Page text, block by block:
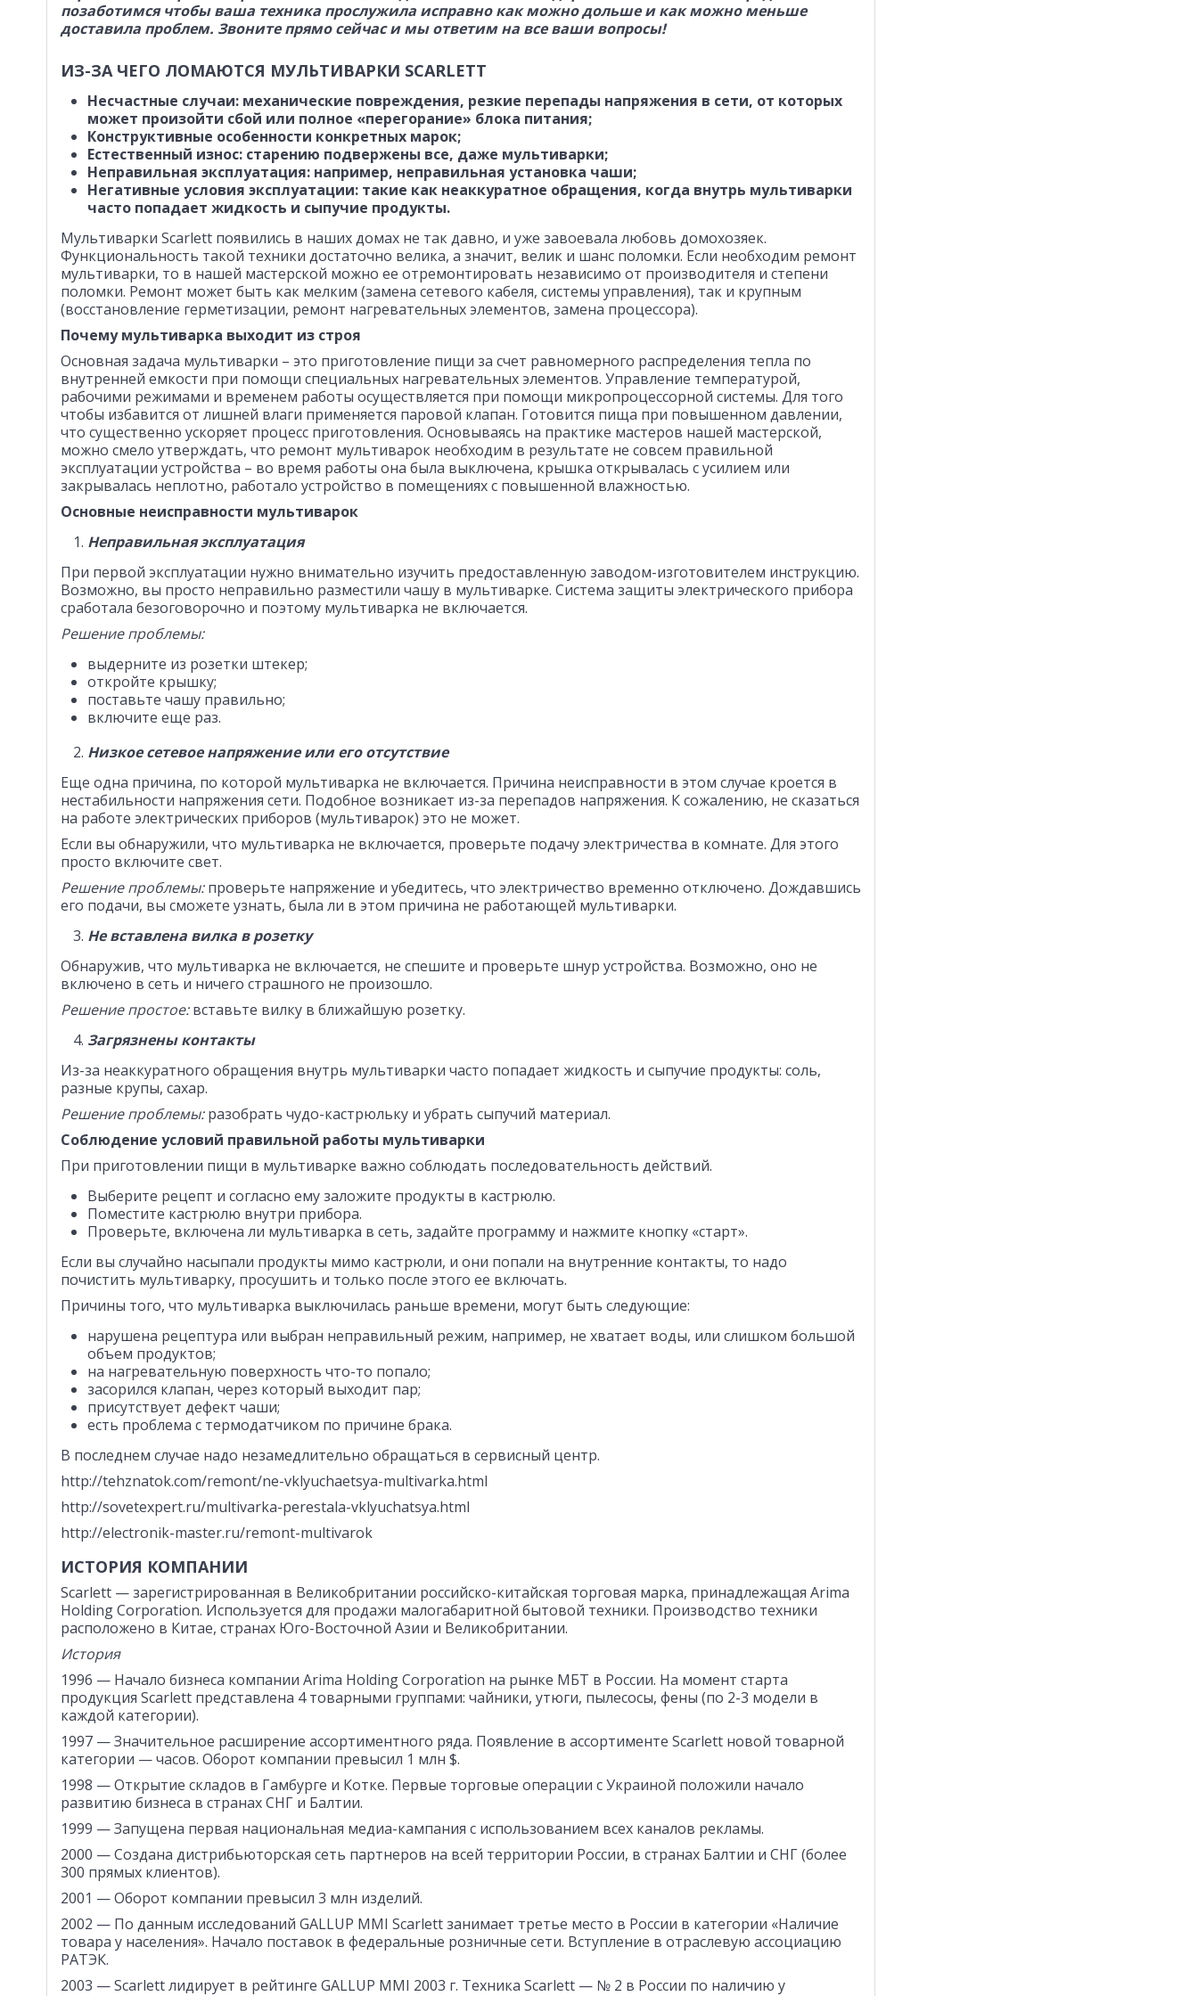
позаботимся чтобы ваша техника прослужила исправно как можно дольше и как можно меньше
доставила проблем. Звоните прямо сейчас и мы ответим на все ваши вопросы!
ИЗ-ЗА ЧЕГО ЛОМАЮТСЯ МУЛЬТИВАРКИ SCARLETT
Несчастные случаи: механические повреждения, резкие перепады напряжения в сети, от которых
может произойти сбой или полное «перегорание» блока питания;
Конструктивные особенности конкретных марок;
Естественный износ: старению подвержены все, даже мультиварки;
Неправильная эксплуатация: например, неправильная установка чаши;
Негативные условия эксплуатации: такие как неаккуратное обращения, когда внутрь мультиварки
часто попадает жидкость и сыпучие продукты.
Мультиварки Scarlett появились в наших домах не так давно, и уже завоевала любовь домохозяек.
Функциональность такой техники достаточно велика, а значит, велик и шанс поломки. Если необходим ремонт
мультиварки, то в нашей мастерской можно ее отремонтировать независимо от производителя и степени
поломки. Ремонт может быть как мелким (замена сетевого кабеля, системы управления), так и крупным
(восстановление герметизации, ремонт нагревательных элементов, замена процессора).
Почему мультиварка выходит из строя
Основная задача мультиварки – это приготовление пищи за счет равномерного распределения тепла по
внутренней емкости при помощи специальных нагревательных элементов. Управление температурой,
рабочими режимами и временем работы осуществляется при помощи микропроцессорной системы. Для того
чтобы избавится от лишней влаги применяется паровой клапан. Готовится пища при повышенном давлении,
что существенно ускоряет процесс приготовления. Основываясь на практике мастеров нашей мастерской,
можно смело утверждать, что ремонт мультиварок необходим в результате не совсем правильной
эксплуатации устройства – во время работы она была выключена, крышка открывалась с усилием или
закрывалась неплотно, работало устройство в помещениях с повышенной влажностью.
Основные неисправности мультиварок
Неправильная эксплуатация
При первой эксплуатации нужно внимательно изучить предоставленную заводом-изготовителем инструкцию.
Возможно, вы просто неправильно разместили чашу в мультиварке. Система защиты электрического прибора
сработала безоговорочно и поэтому мультиварка не включается.
Решение проблемы:
выдерните из розетки штекер;
откройте крышку;
поставьте чашу правильно;
включите еще раз.
Низкое сетевое напряжение или его отсутствие
Еще одна причина, по которой мультиварка не включается. Причина неисправности в этом случае кроется в
нестабильности напряжения сети. Подобное возникает из-за перепадов напряжения. К сожалению, не сказаться
на работе электрических приборов (мультиварок) это не может.
Если вы обнаружили, что мультиварка не включается, проверьте подачу электричества в комнате. Для этого
просто включите свет.
Решение проблемы:проверьте напряжение и убедитесь, что электричество временно отключено. Дождавшись
его подачи, вы сможете узнать, была ли в этом причина не работающей мультиварки.
Не вставлена вилка в розетку
Обнаружив, что мультиварка не включается, не спешите и проверьте шнур устройства. Возможно, оно не
включено в сеть и ничего страшного не произошло.
Решение простое:вставьте вилку в ближайшую розетку.
Загрязнены контакты
Из-за неаккуратного обращения внутрь мультиварки часто попадает жидкость и сыпучие продукты: соль,
разные крупы, сахар.
Решение проблемы:разобрать чудо-кастрюльку и убрать сыпучий материал.
Соблюдение условий правильной работы мультиварки
При приготовлении пищи в мультиварке важно соблюдать последовательность действий.
Выберите рецепт и согласно ему заложите продукты в кастрюлю.
Поместите кастрюлю внутри прибора.
Проверьте, включена ли мультиварка в сеть, задайте программу и нажмите кнопку «старт».
Если вы случайно насыпали продукты мимо кастрюли, и они попали на внутренние контакты, то надо
почистить мультиварку, просушить и только после этого ее включать.
Причины того, что мультиварка выключилась раньше времени, могут быть следующие:
нарушена рецептура или выбран неправильный режим, например, не хватает воды, или слишком большой
объем продуктов;
на нагревательную поверхность что-то попало;
засорился клапан, через который выходит пар;
присутствует дефект чаши;
есть проблема с термодатчиком по причине брака.
В последнем случае надо незамедлительно обращаться в сервисный центр.
http://tehznatok.com/remont/ne-vklyuchaetsya-multivarka.html
http://sovetexpert.ru/multivarka-perestala-vklyuchatsya.html
http://electronik-master.ru/remont-multivarok
ИСТОРИЯ КОМПАНИИ
Scarlett — зарегистрированная в Великобритании российско-китайская торговая марка, принадлежащая Arima
Holding Corporation. Используется для продажи малогабаритной бытовой техники. Производство техники
расположено в Китае, странах Юго-Восточной Азии и Великобритании.
История
1996 — Начало бизнеса компании Arima Holding Corporation на рынке МБТ в России. На момент старта
продукция Scarlett представлена 4 товарными группами: чайники, утюги, пылесосы, фены (по 2-3 модели в
каждой категории).
1997 — Значительное расширение ассортиментного ряда. Появление в ассортименте Scarlett новой товарной
категории — часов. Оборот компании превысил 1 млн $.
1998 — Открытие складов в Гамбурге и Котке. Первые торговые операции с Украиной положили начало
развитию бизнеса в странах СНГ и Балтии.
1999 — Запущена первая национальная медиа-кампания с использованием всех каналов рекламы.
2000 — Создана дистрибьюторская сеть партнеров на всей территории России, в странах Балтии и СНГ (более
300 прямых клиентов).
2001 — Оборот компании превысил 3 млн изделий.
2002 — По данным исследований GALLUP MMI Scarlett занимает третье место в России в категории «Наличие
товара у населения». Начало поставок в федеральные розничные сети. Вступление в отраслевую ассоциацию
РАТЭК.
2003 — Scarlett лидирует в рейтинге GALLUP MMI 2003 г. Техника Scarlett — № 2 в России по наличию у